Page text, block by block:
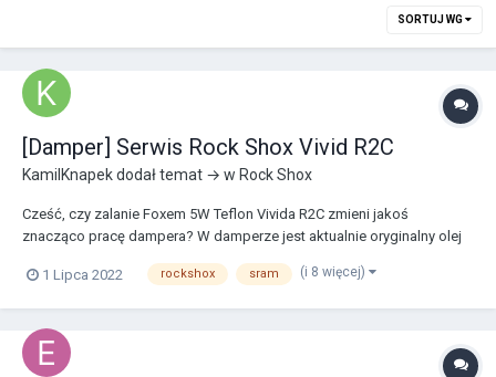
SORTUJ WG
[Damper] Serwis Rock Shox Vivid R2C
KamilKnapekdodał temat → w Rock Shox
Cześć, czy zalanie Foxem 5W Teflon Vivida R2C zmieni jakoś
znacząco pracę dampera? W damperze jest aktualnie oryginalny olej
1 Lipca 2022
rockshox sram (i 8 więcej)